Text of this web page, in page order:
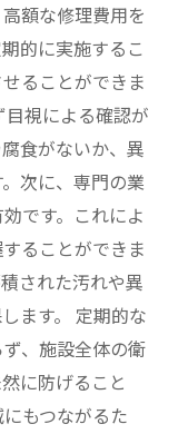
額な修理費用を
的に実施するこ
ることができま
視による確認が
食がないか、異
次に、専門の業
です。これによ
ることができま
された汚れや異
ます。 定期的な
、施設全体の衛
に防げること
もつながるた